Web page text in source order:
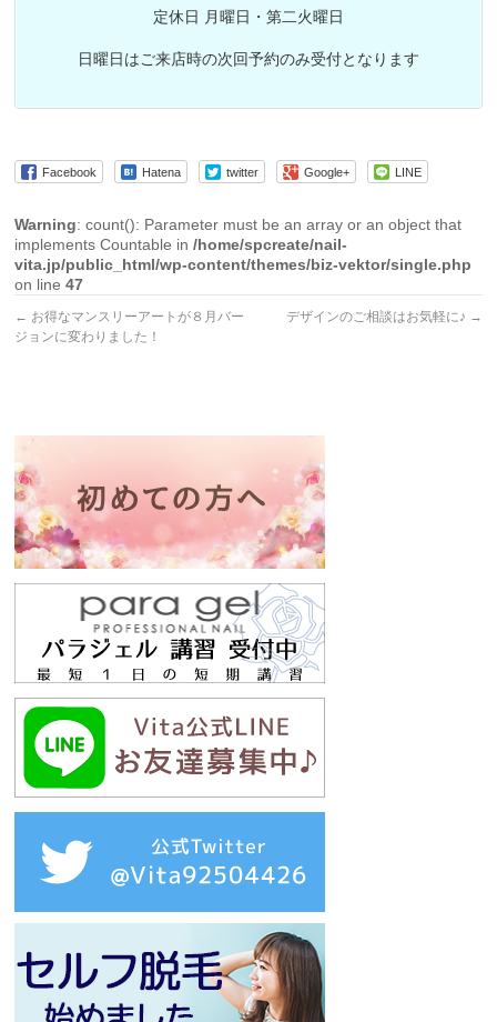
定休日 月曜日・第二火曜日
日曜日はご来店時の次回予約のみ受付となります
Facebook Hatena twitter Google+ LINE
Warning: count(): Parameter must be an array or an object that
implements Countable in/home/spcreate/nail-
vita.jp/public_html/wp-content/themes/biz-vektor/single.php
on line47
← お得なマンスリーアートが８月バー
ジョンに変わりました！
デザインのご相談はお気軽に♪ →